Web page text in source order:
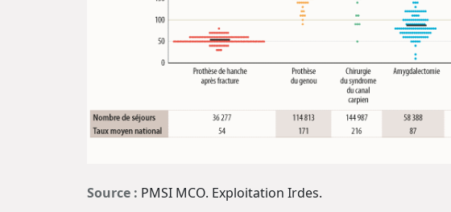
Source : PMSI MCO. Exploitation Irdes.